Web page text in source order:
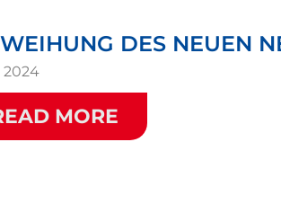
DES NEUEN
2024
MORE